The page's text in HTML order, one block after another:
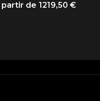
1219,50 €